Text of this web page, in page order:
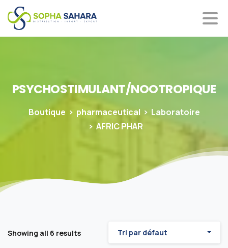
PSYCHOSTIMULANT/NOOTROPIQUE
Boutique pharmaceutical
Laboratoire
AFRIC PHAR
Showing all 6 results Tri par défaut